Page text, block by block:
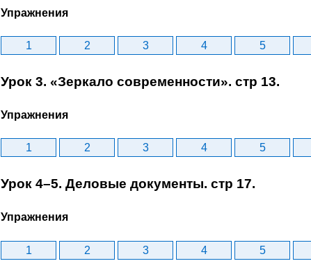
Упражнения
1 2 3 4 5
Урок 3. «Зеркало современности». стр 13.
Упражнения
1 2 3 4 5
Урок 4–5. Деловые документы. стр 17.
Упражнения
1 2 3 4 5